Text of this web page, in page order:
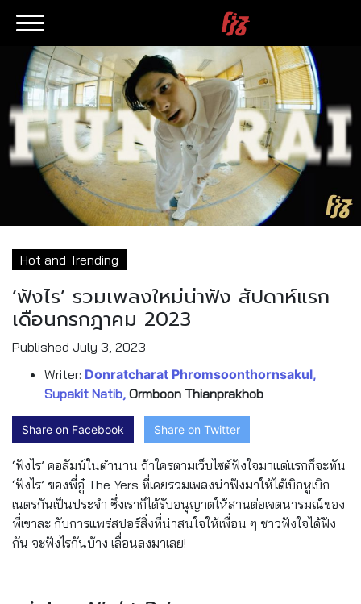
Hot and Trending
‘ฟังไร’ รวมเพลงใหม่น่าฟัง สัปดาห์แรก
เดือนกรกฎาคม 2023
Published July 3, 2023
Writer: Donratcharat Phromsoonthornsakul,
Supakit Natib, Ormboon Thianprakhob
Share on Facebook Share on Twitter
‘ฟังไร’ คอลัมน์ในตำนาน ถ้าใครตามเว็บไซต์ฟังใจมาแต่แรกก็จะทัน
‘ฟังไร’ ของพี่อู๋ The Yers ที่เคยรวมเพลงน่าฟังมาให้ได้เบิกหูเบิก
เนตรกันเป็นประจำ ซึ่งเราก็ได้รับอนุญาตให้สานต่อเจตนารมณ์ของ
พี่เขาละ กับการแพร่สปอร์สิ่งที่น่าสนใจให้เพื่อน ๆ ชาวฟังใจได้ฟัง
กัน จะฟังไรกันบ้าง เลื่อนลงมาเลย!